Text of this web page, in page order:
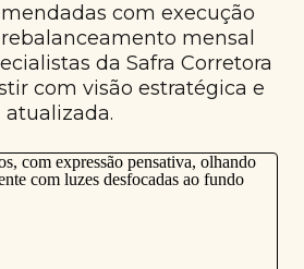
com execução
mensal
da Safra Corretora
com visão estratégica e
atualizada.